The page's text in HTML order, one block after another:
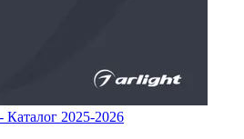
2025-2026